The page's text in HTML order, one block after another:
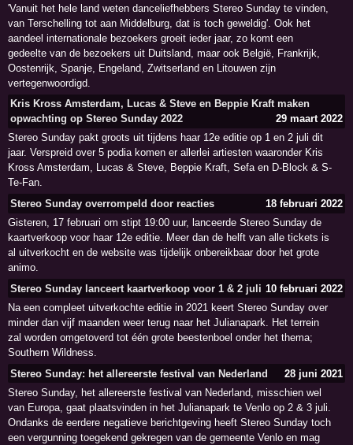
'Vanuit het hele land weten danceliefhebbers Stereo Sunday te vinden,
van Terschelling tot aan Middelburg, dat is toch geweldig'. Ook het
aandeel internationale bezoekers groeit ieder jaar, zo komt een
gedeelte van de bezoekers uit Duitsland, maar ook België, Frankrijk,
Oostenrijk, Spanje, Engeland, Zwitserland en Litouwen zijn
vertegenwoordigd.
Kris Kross Amsterdam, Lucas & Steve en Beppie Kraft maken
opwachting op Stereo Sunday 2022
29 maart 2022
Stereo Sunday pakt groots uit tijdens haar 12e editie op 1 en 2 juli dit
jaar. Verspreid over 5 podia komen er allerlei artiesten waaronder Kris
Kross Amsterdam, Lucas & Steve, Beppie Kraft, Sefa en D-Block & S-
Te-Fan.
Stereo Sunday overrompeld door reacties
18 februari 2022
Gisteren, 17 februari om stipt 19:00 uur, lanceerde Stereo Sunday de
kaartverkoop voor haar 12e editie. Meer dan de helft van alle tickets is
al uitverkocht en de website was tijdelijk onbereikbaar door het grote
animo.
Stereo Sunday lanceert kaartverkoop voor 1 & 2 juli 10 februari 2022
Na een compleet uitverkochte editie in 2021 keert Stereo Sunday over
minder dan vijf maanden weer terug naar het Julianapark. Het terrein
zal worden omgetoverd tot één grote beestenboel onder het thema;
Southern Wildness.
Stereo Sunday: het allereerste festival van Nederland
28 juni 2021
Stereo Sunday, het allereerste festival van Nederland, misschien wel
van Europa, gaat plaatsvinden in het Julianapark te Venlo op 2 & 3 juli.
Ondanks de eerdere negatieve berichtgeving heeft Stereo Sunday toch
een vergunning toegekend gekregen van de gemeente Venlo en mag